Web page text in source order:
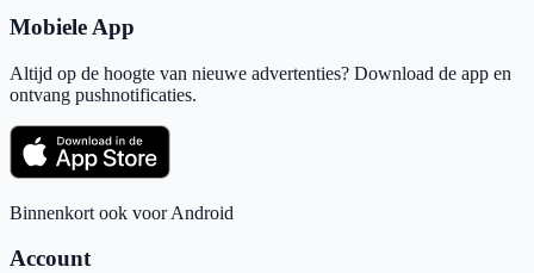
Mobiele App
Altijd op de hoogte van nieuwe advertenties? Download de app en
ontvang pushnotificaties.
Binnenkort ook voor Android
Account